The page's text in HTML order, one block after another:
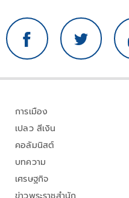
การเมือง
เปลว สีเงิน
คอลัมนิสต์
บทความ
เศรษฐกิจ